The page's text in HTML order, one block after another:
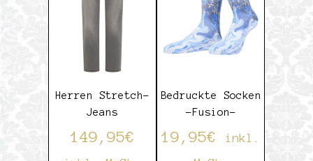
Herren Stretch-
Jeans
149,95€
Bedruckte Socken
-Fusion-
19,95€
inkl.